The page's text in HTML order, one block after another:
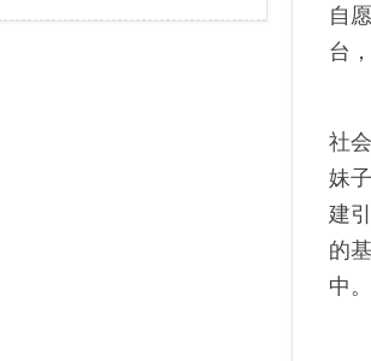
自
台
社
妹
建
的
中。